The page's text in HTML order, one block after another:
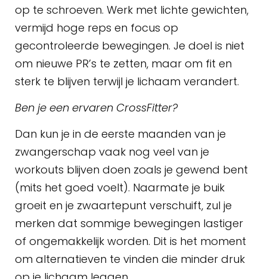
op te schroeven. Werk met lichte gewichten,
vermijd hoge reps en focus op
gecontroleerde bewegingen. Je doel is niet
om nieuwe PR’s te zetten, maar om fit en
sterk te blijven terwijl je lichaam verandert.
Ben je een ervaren CrossFitter?
Dan kun je in de eerste maanden van je
zwangerschap vaak nog veel van je
workouts blijven doen zoals je gewend bent
(mits het goed voelt). Naarmate je buik
groeit en je zwaartepunt verschuift, zul je
merken dat sommige bewegingen lastiger
of ongemakkelijk worden. Dit is het moment
om alternatieven te vinden die minder druk